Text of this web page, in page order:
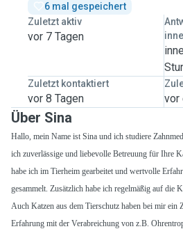
6 mal gespeichert
Zuletzt aktiv
vor 7 Tagen
Zuletzt kontaktiert
vor 8 Tagen vor
Über Sina
Hallo, mein Name ist Sina und ich studiere
ich zuverlässige und liebevolle Betreuung für Ihre
habe ich im Tierheim gearbeitet und wertvolle
gesammelt. Zusätzlich habe ich regelmäßig auf die
Auch Katzen aus dem Tierschutz haben bei mir ein
Erfahrung mit der Verabreichung von z.B.